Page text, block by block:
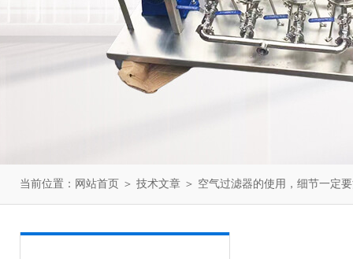
当前位置： 网站首页 ＞ 技术文章 ＞ 空气过滤器的使用，细节一定